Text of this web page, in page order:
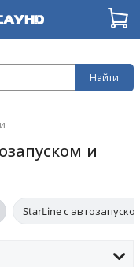
Найти
и
StarLine с